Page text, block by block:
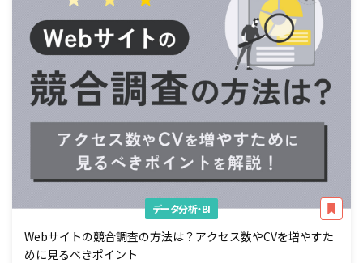
データ分析・BI
Webサイトの競合調査の方法は？アクセス数やCVを増やすた
めに見るべきポイント